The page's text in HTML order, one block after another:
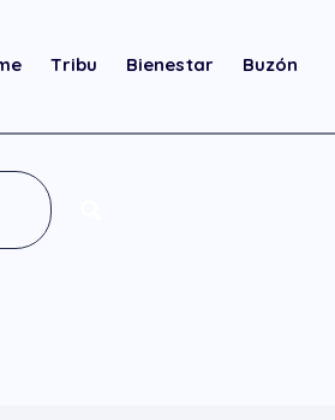
Tribu Bienestar Buzón